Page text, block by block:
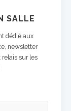
SALLE
dédié aux
newsletter
relais sur les